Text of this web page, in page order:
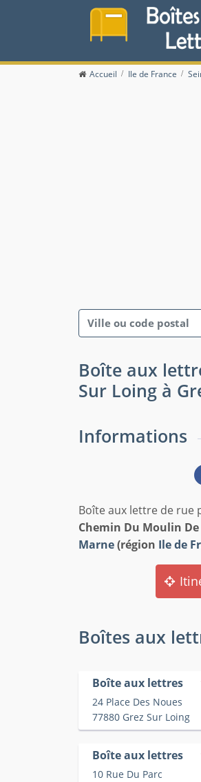
Accueil Ile de France
Boîte aux
Sur Loing à
Informations
Boîte aux lettre de rue
Chemin Du Moulin
Marne(région Ile de
Boîtes aux
Boîte aux lettres
24 Place Des Noues
77880 Grez Sur Loing
Boîte aux lettres
10 Rue Du Parc